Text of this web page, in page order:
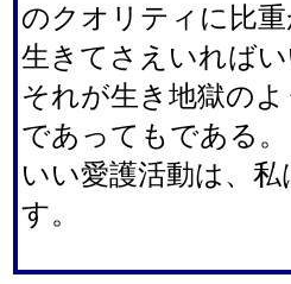
のクオリティに比
生きてさえいればい
それが生き地獄の
であってもである。
いい愛護活動は、
す。